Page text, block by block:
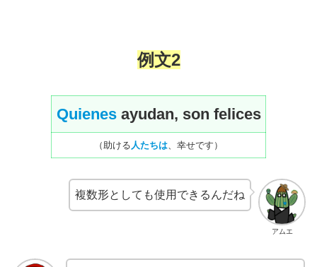
例文2
Quienesayudan, son felices
（助ける 人たちは 、幸せです）
アムエ
複数形としても使用できるんだね